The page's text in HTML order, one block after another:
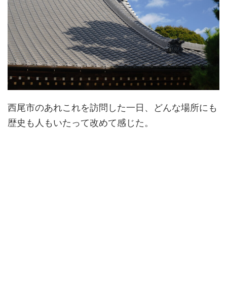
西尾市のあれこれを訪問した一日、どんな場所にも
歴史も人もいたって改めて感じた。